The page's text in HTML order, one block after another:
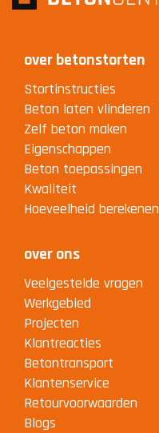
over betonstorten
Stortinstructies
Beton laten vlinderen
Zelf beton maken
Eigenschappen
Beton toepassingen
Kwaliteit
Hoeveelheid berekenen
over ons
Veelgestelde vragen
Werkgebied
Projecten
Klantreacties
Betontransport
Klantenservice
Retourvoorwaarden
Blogs